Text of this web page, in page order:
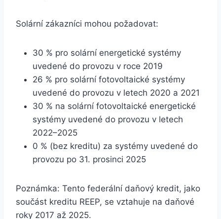
Solární zákazníci mohou požadovat:
30 % pro solární energetické systémy
uvedené do provozu v roce 2019
26 % pro solární fotovoltaické systémy
uvedené do provozu v letech 2020 a 2021
30 % na solární fotovoltaické energetické
systémy uvedené do provozu v letech
2022–2025
0 % (bez kreditu) za systémy uvedené do
provozu po 31. prosinci 2025
Poznámka: Tento federální daňový kredit, jako
součást kreditu REEP, se vztahuje na daňové
roky 2017 až 2025.